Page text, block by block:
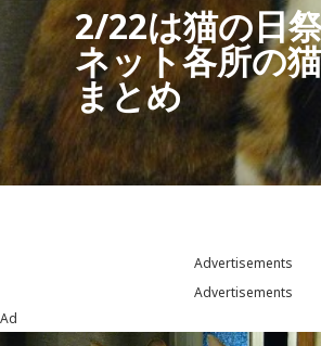
2/22は猫の日
ネット各所の
まとめ
Advertisements
Advertisements
Ad